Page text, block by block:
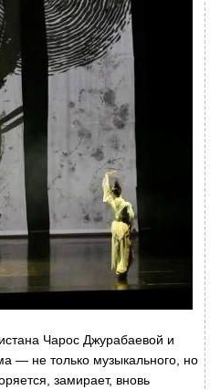
Чарос Джурабаевой и
— не только музыкального, но
замирает, вновь